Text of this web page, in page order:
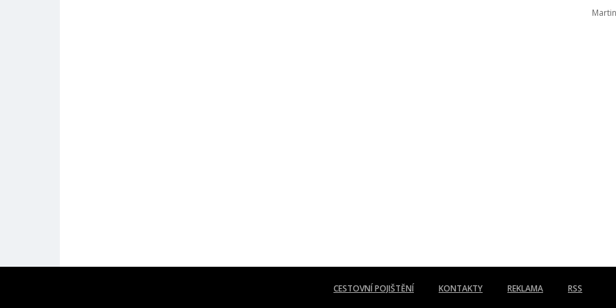
CESTOVNÍ POJIŠTĚNÍ KONTAKTY REKLAMA RSS